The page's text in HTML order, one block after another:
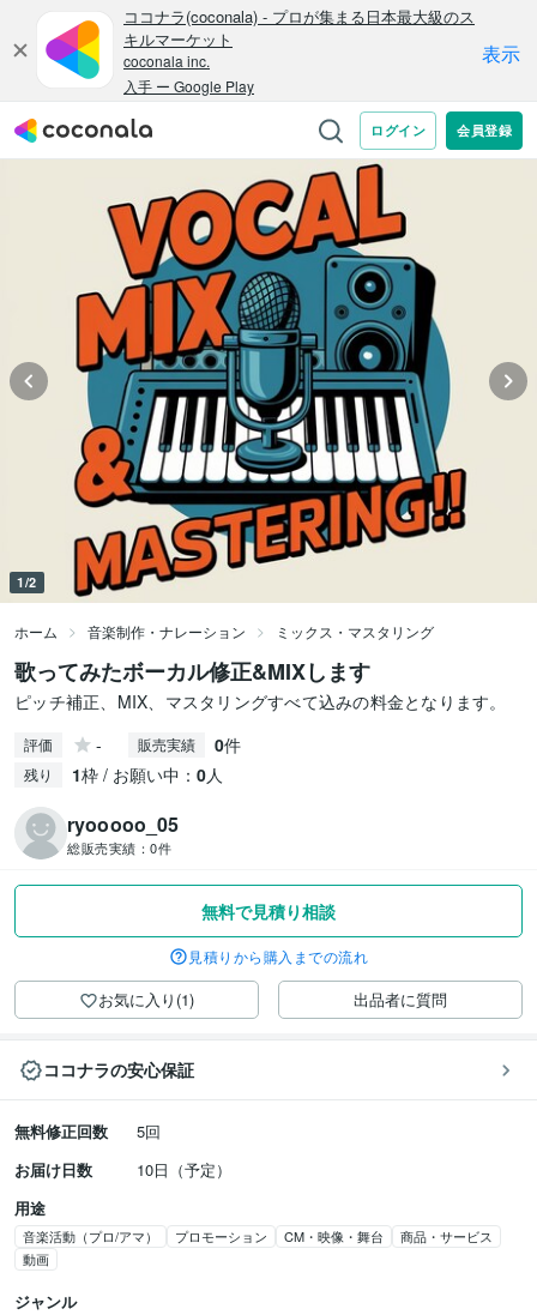
1/2
ホーム 音楽制作・ナレーション ミックス・マスタリング
歌ってみたボーカル修正&MIXします
ピッチ補正、MIX、マスタリングすべて込みの料金となります。
評価 - 販売実績 0件
残り 1枠 / お願い中： 0人
ryooooo_05
総販売実績： 0件
無料で見積り相談
見積りから購入までの流れ
お気に入り(1) 出品者に質問
ココナラの安心保証
無料修正回数
5回
お届け日数
10日（予定）
用途
音楽活動（プロ/アマ） プロモーション CM・映像・舞台
商品・サービス
動画
ジャンル